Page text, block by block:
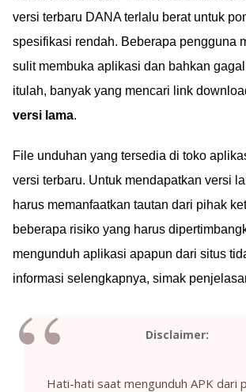
versi terbaru DANA terlalu berat untuk
spesifikasi rendah. Beberapa pengguna
sulit membuka aplikasi dan bahkan
itulah, banyak yang mencari link
versi lama.
File unduhan yang tersedia di toko
versi terbaru. Untuk mendapatkan versi
harus memanfaatkan tautan dari pihak
beberapa risiko yang harus
mengunduh aplikasi apapun dari situs
informasi selengkapnya, simak
Disclaimer:
Hati-hati saat mengunduh APK dari